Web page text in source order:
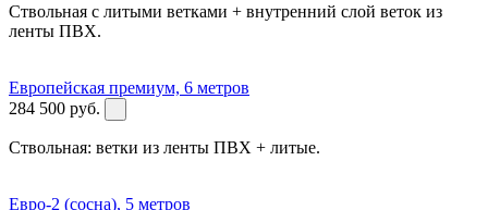
Ствольная с литыми ветками + внутренний слой веток из
ленты ПВХ.
Европейская премиум, 6 метров
284 500 руб.
Ствольная: ветки из ленты ПВХ + литые.
Евро-2 (сосна), 5 метров